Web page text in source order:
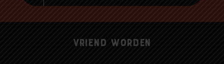
Vriend worden